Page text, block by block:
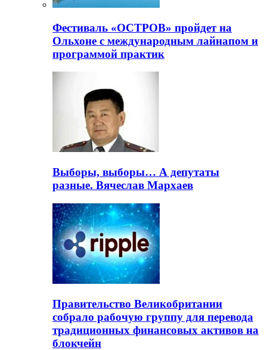
Фестиваль «ОСТРОВ» пройдет на
Ольхоне с международным лайнапом и
программой практик
Выборы, выборы… А депутаты
разные. Вячеслав Мархаев
Правительство Великобритании
собрало рабочую группу для перевода
традиционных финансовых активов на
блокчейн